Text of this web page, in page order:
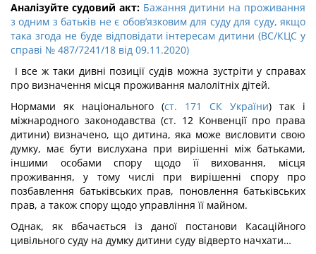
Аналізуйте судовий акт: Бажання дитини на проживання
з одним з батьків не є обов’язковим для суду для суду, якщо
така згода не буде відповідати інтересам дитини (ВС/КЦС у
справі № 487/7241/18 від 09.11.2020)
І все ж таки дивні позиції судів можна зустріти у справах
про визначення місця проживання малолітніх дітей.
Нормами як національного (ст. 171 СК України) так і
міжнародного законодавства (ст. 12 Конвенції про права
дитини) визначено, що дитина, яка може висловити свою
думку, має бути вислухана при вирішенні між батьками,
іншими особами спору щодо її виховання, місця
проживання, у тому числі при вирішенні спору про
позбавлення батьківських прав, поновлення батьківських
прав, а також спору щодо управління її майном.
Однак, як вбачається із даної постанови Касаційного
цивільного суду на думку дитини суду відверто начхати…